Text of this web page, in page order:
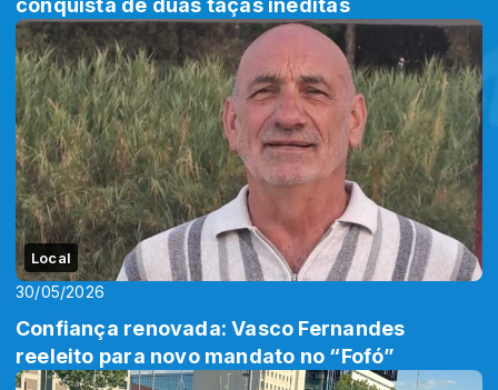
conquista de duas taças inéditas
Local
30/05/2026
Confiança renovada: Vasco Fernandes
reeleito para novo mandato no “Fofó”